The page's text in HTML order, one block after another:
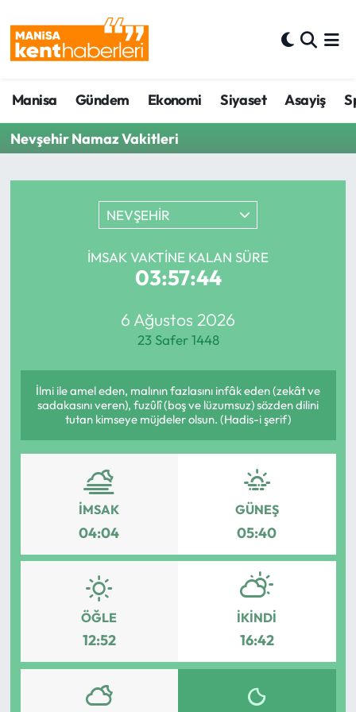
Manisa Gündem Ekonomi Siyaset Asayiş
Nevşehir Namaz Vakitleri
NEVŞEHİR
İMSAK VAKTINE KALAN SÜRE
03:57:44
6 Ağustos 2026
23 Safer 1448
İlmi ile amel eden, malının fazlasını infâk eden (zekât ve
sadakasını veren), fuzûlî (boş ve lüzumsuz) sözden dilini
tutan kimseye müjdeler olsun. (Hadis-i şerif)
İMSAK
04:04
GÜNEŞ
05:40
ÖĞLE
12:52
İKINDI
16:42
Ahmetli Hava Durumu
Ahmetli Trafik Yoğunluk Haritası
Süper Lig Puan Durumu ve Fikstür
Tüm Manşetler
Son Dakika Haberleri
Haber Arşivi